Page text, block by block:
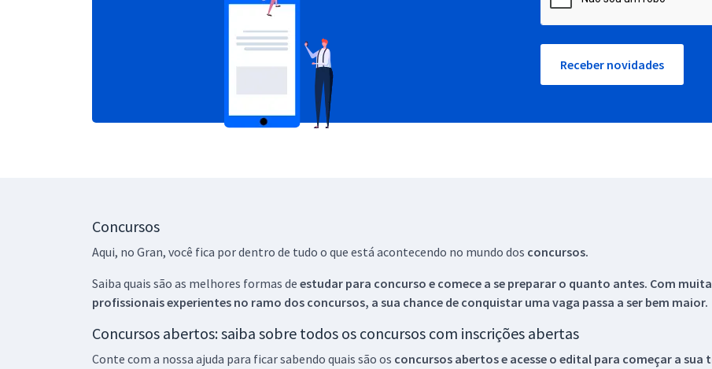
Receber novidades
Concursos
Aqui, no Gran, você fica por dentro de tudo o que está acontecendo no mundo dos concursos.
Saiba quais são as melhores formas de estudar para concurso e comece a se preparar o quanto antes. Com
profissionais experientes no ramo dos concursos, a sua chance de conquistar uma vaga passa a ser bem maior.
Concursos abertos: saiba sobre todos os concursos com inscrições abertas
Conte com a nossa ajuda para ficar sabendo quais são os concursos abertos e acesse o edital para começar a